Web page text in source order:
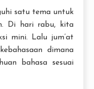
satu tema untuk
Di hari rabu, kita
mini. Lalu jum’at
dimana
bahasa sesuai